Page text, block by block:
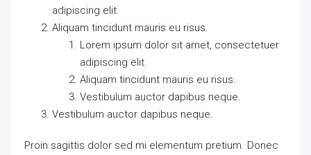
adipiscing elit.
Aliquam tincidunt mauris eu risus.
Lorem ipsum dolor sit amet, consectetuer
adipiscing elit.
Aliquam tincidunt mauris eu risus.
Vestibulum auctor dapibus neque.
Vestibulum auctor dapibus neque.
Proin sagittis dolor sed mi elementum pretium. Donec